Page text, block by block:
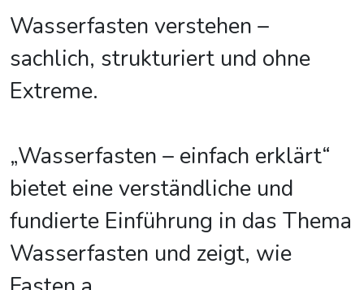
Wasserfasten verstehen –
sachlich, strukturiert und ohne
Extreme.
„Wasserfasten – einfach erklärt“
bietet eine verständliche und
fundierte Einführung in das Thema
Wasserfasten und zeigt, wie